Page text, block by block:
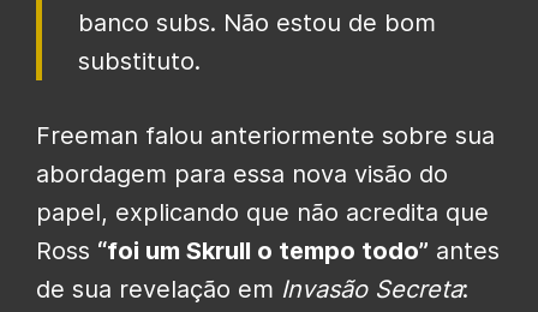
banco subs. Não estou de bom
substituto.
Freeman falou anteriormente sobre sua
abordagem para essa nova visão do
papel, explicando que não acredita que
Ross “foi um Skrull o tempo todo” antes
de sua revelação em Invasão Secreta: